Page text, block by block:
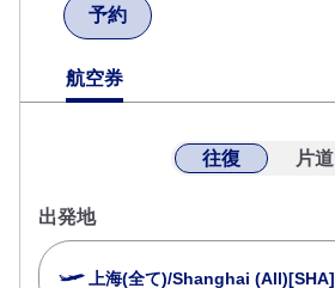
予約
航空券
往復 片道
出発地
上海(全て)/Shanghai (All)[SHA]